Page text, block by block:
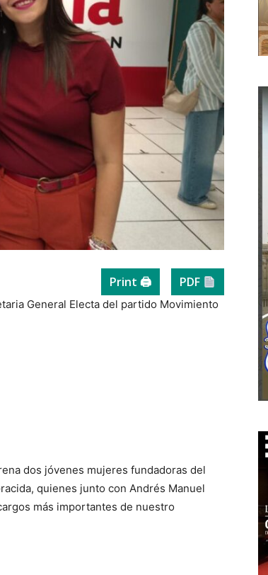
Print 🖨 PDF
General Electa del partido Movimiento
dos jóvenes mujeres fundadoras del
quienes junto con Andrés Manuel
más importantes de nuestro